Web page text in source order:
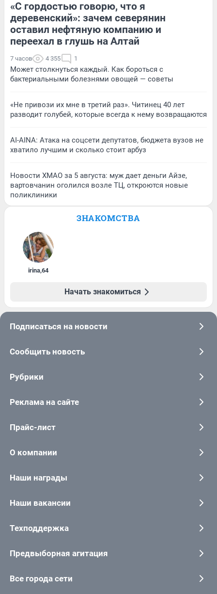
«С гордостью говорю, что я
деревенский»: зачем северянин
оставил нефтяную компанию и
переехал в глушь на Алтай
7 часов 4 355 1
Может столкнуться каждый. Как бороться с
бактериальными болезнями овощей — советы
«Не привози их мне в третий раз». Читинец 40 лет
разводит голубей, которые всегда к нему возвращаются
AI-AINA: Атака на соцсети депутатов, бюджета вузов не
хватило лучшим и сколько стоит арбуз
Новости ХМАО за 5 августа: муж дает деньги Айзе,
вартовчанин оголился возле ТЦ, откроются новые
поликлиники
ЗНАКОМСТВА
irina,64
Начать знакомиться
Подписаться на новости
Сообщить новость
Рубрики
Реклама на сайте
Прайс-лист
О компании
Наши награды
Наши вакансии
Техподдержка
Предвыборная агитация
Все города сети